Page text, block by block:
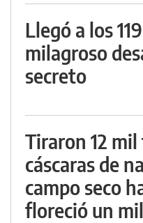
Llegó a los
milagroso
secreto
Tiraron 12
cáscaras de
campo seco
floreció un